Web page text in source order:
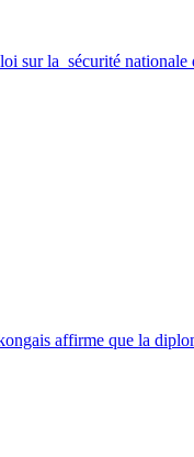
sur la sécurité nationale
affirme que la